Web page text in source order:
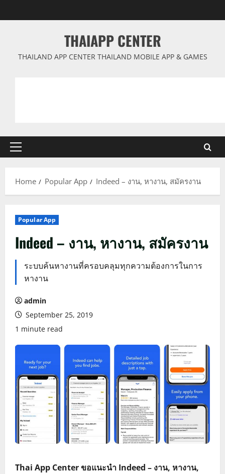
to
THAIAPP CENTER
THAILAND APP CENTER THAILAND MOBILE APP & GAMES
Primary
Home
Popular App Indeed – งาน, หางาน, สมัครงาน
Popular App
Indeed – งาน, หางาน, สมัครงาน
ระบบค้นหางานที่ครอบคลุมทุกความต้องการในการ
หางาน
admin
September 25, 2019
1 minute read
Thai App Center ขอแนะนำ Indeed – งาน, หางาน,